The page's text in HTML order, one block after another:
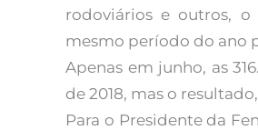
rodoviários e outros, o
mesmo período do ano
Apenas em junho, as
de 2018, mas o
Para o Presidente da